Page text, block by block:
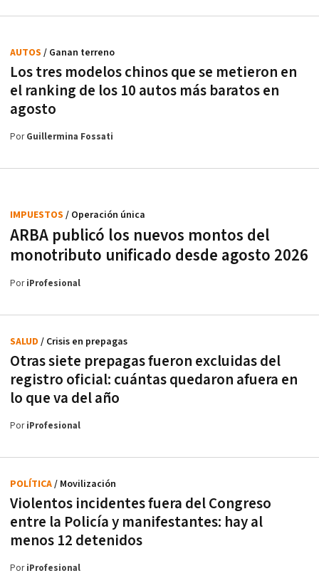
Los tres modelos chinos que se metieron en
el ranking de los 10 autos más baratos en
agosto
AUTOS / Ganan terreno
PorGuillermina Fossati
ARBA publicó los nuevos montos del
monotributo unificado desde agosto 2026
IMPUESTOS / Operación única
PoriProfesional
Otras siete prepagas fueron excluidas del
registro oficial: cuántas quedaron afuera en
lo que va del año
SALUD / Crisis en prepagas
PoriProfesional
Violentos incidentes fuera del Congreso
entre la Policía y manifestantes: hay al
menos 12 detenidos
POLÍTICA/ Movilización
PoriProfesional